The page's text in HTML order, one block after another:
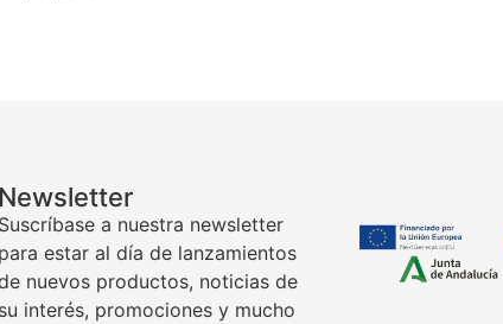
Newsletter
Suscríbase a nuestra newsletter
para estar al día de lanzamientos
nuevos productos, noticias de
su interés, promociones y mucho